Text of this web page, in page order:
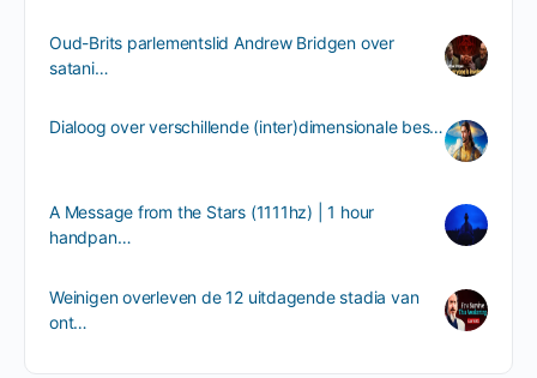
Oud-Brits parlementslid Andrew Bridgen over
satani…
Dialoog over verschillende (inter)dimensionale bes…
A Message from the Stars (1111hz) | 1 hour
handpan…
Weinigen overleven de 12 uitdagende stadia van
ont…